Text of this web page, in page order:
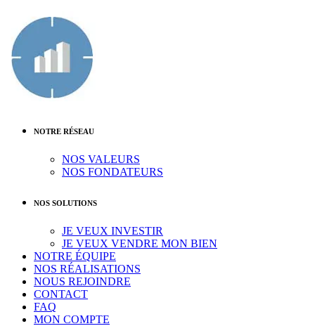
NOTRE RÉSEAU
NOS VALEURS
NOS FONDATEURS
NOS SOLUTIONS
JE VEUX INVESTIR
JE VEUX VENDRE MON BIEN
NOTRE ÉQUIPE
NOS RÉALISATIONS
NOUS REJOINDRE
CONTACT
FAQ
MON COMPTE